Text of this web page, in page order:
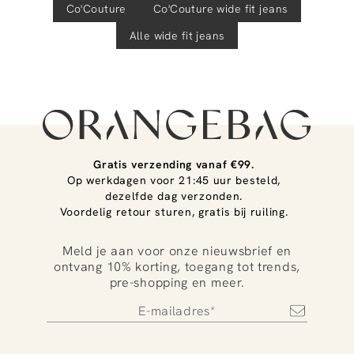
Co'Couture Co'Couture wide fit jeans
Alle wide fit jeans
Gratis verzending vanaf €99.
Op werkdagen voor 21:45 uur besteld,
dezelfde dag verzonden.
Voordelig retour sturen, gratis bij ruiling.
Meld je aan voor onze nieuwsbrief en
ontvang 10% korting, toegang tot trends,
pre-shopping en meer.